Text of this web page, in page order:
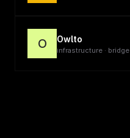
O Owlto
infrastructure · bridge